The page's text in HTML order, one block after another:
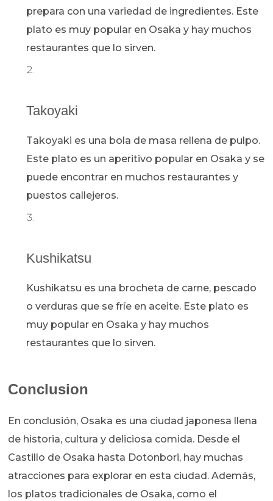
prepara con una variedad de ingredientes. Este
plato es muy popular en Osaka y hay muchos
restaurantes que lo sirven.
Takoyaki
Takoyaki es una bola de masa rellena de pulpo.
Este plato es un aperitivo popular en Osaka y se
puede encontrar en muchos restaurantes y
puestos callejeros.
Kushikatsu
Kushikatsu es una brocheta de carne, pescado
o verduras que se fríe en aceite. Este plato es
muy popular en Osaka y hay muchos
restaurantes que lo sirven.
Conclusion
En conclusión, Osaka es una ciudad japonesa llena
de historia, cultura y deliciosa comida. Desde el
Castillo de Osaka hasta Dotonbori, hay muchas
atracciones para explorar en esta ciudad. Además,
los platos tradicionales de Osaka, como el